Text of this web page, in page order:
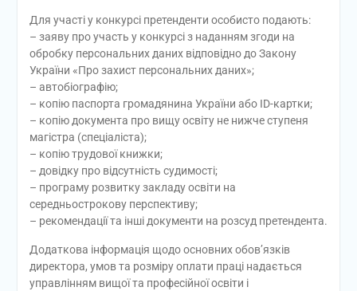
Для участі у конкурсі претенденти особисто подають:
– заяву про участь у конкурсі з наданням згоди на
обробку персональних даних відповідно до Закону
України «Про захист персональних даних»;
– автобіографію;
– копію паспорта громадянина України або ID-картки;
– копію документа про вищу освіту не нижче ступеня
магістра (спеціаліста);
– копію трудової книжки;
– довідку про відсутність судимості;
– програму розвитку закладу освіти на
середньострокову перспективу;
– рекомендації та інші документи на розсуд претендента.
Додаткова інформація щодо основних обов’язків
директора, умов та розміру оплати праці надається
управлінням вищої та професійної освіти і